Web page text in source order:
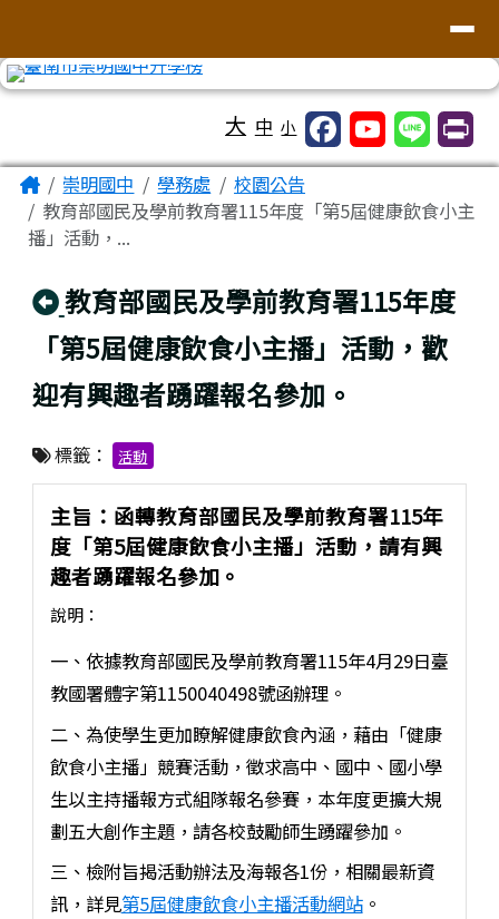
大 中 小
主內容區域
Home崇明國中 學務處
校園公告
教育部國民及學前教育署115年度「第5屆健康飲食小主
播」活動，...
回上頁
教育部國民及學前教育署115年度
「第5屆健康飲食小主播」活動，歡
迎有興趣者踴躍報名參加。
標籤： 活動
主旨：函轉教育部國民及學前教育署115年
度「第5屆健康飲食小主播」活動，請有興
趣者踴躍報名參加。
說明：
一、依據教育部國民及學前教育署115年4月29日臺
教國署體字第1150040498號函辦理。
二、為使學生更加瞭解健康飲食內涵，藉由「健康
飲食小主播」競賽活動，徵求高中、國中、國小學
生以主持播報方式組隊報名參賽，本年度更擴大規
劃五大創作主題，請各校鼓勵師生踴躍參加。
三、檢附旨揭活動辦法及海報各1份，相關最新資
訊，詳見第5屆健康飲食小主播活動網站。
頁尾區域